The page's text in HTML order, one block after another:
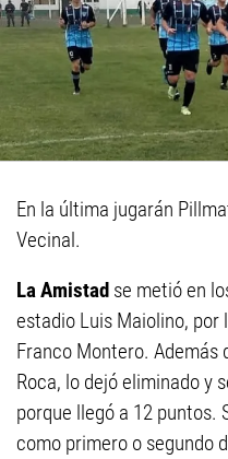
En la última jugarán
Vecinal.
La Amistad se metió en
estadio Luis Maiolino, por
Franco Montero. Además
Roca, lo dejó eliminado y
porque llegó a 12 puntos.
como primero o segundo